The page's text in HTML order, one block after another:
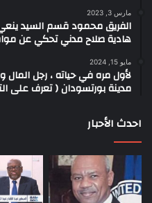
مارس 3, 2023
الفريق محمود قسم السيد
هادية صلاح مدني تحكي عن
مايو 15, 2024
لأول مره في حياته ، رجل المال
مدينة بورتسودان ( تعرف على
احدث الأحبار